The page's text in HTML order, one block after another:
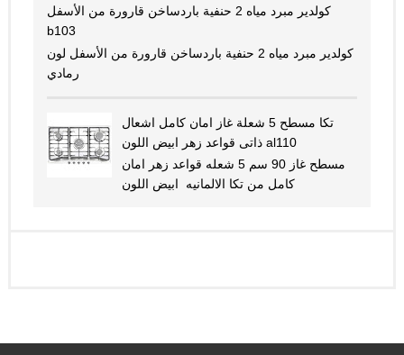
كولدير مبرد مياه 2 حنفية باردساخن قارورة من الأسفل
b103
كولدير مبرد مياه 2 حنفية باردساخن قارورة من الأسفل لون
رمادي
تكا مسطح 5 شعلة غاز امان كامل اشعال
ذاتى قواعد زهر ابيض اللون al110
مسطح غاز 90 سم 5 شعله قواعد زهر امان
كامل من تكا الالمانيه ابيض اللون